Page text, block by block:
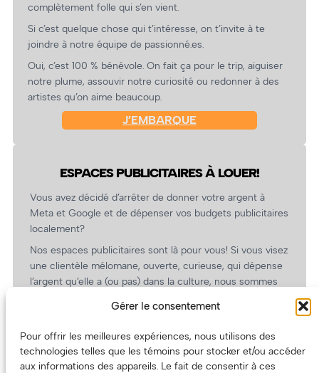
Gérer le consentement
Pour offrir les meilleures expériences, nous utilisons des
technologies telles que les témoins pour stocker et/ou accéder
aux informations des appareils. Le fait de consentir à ces
complètement folle qui s’en vient.
Si c’est quelque chose qui t’intéresse, on t’invite à te
joindre à notre équipe de passionné.es.
Oui, c’est 100 % bénévole. On fait ça pour le trip, aiguiser
notre plume, assouvir notre curiosité ou redonner à des
artistes qu’on aime beaucoup.
J’EMBARQUE
ESPACES PUBLICITAIRES À LOUER!
Vous avez décidé d’arrêter de donner votre argent à
Meta et Google et de dépenser vos budgets publicitaires
localement?
Nos espaces publicitaires sont là pour vous! Si vous visez
une clientèle mélomane, ouverte, curieuse, qui dépense
l’argent qu’elle a (ou pas) dans la culture, nous sommes
revient.
(Oui, on va avoir des tarifs spéciaux pour vous, les